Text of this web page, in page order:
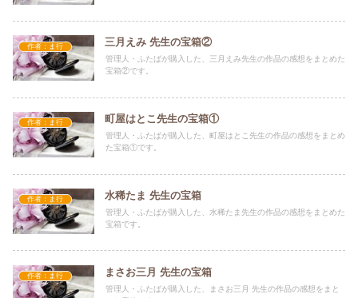
作者：ま行 三月えみ 先生の宝箱②
管理人・ふたばが購入した、三月えみ先生の作品の感想をまとめた
宝箱②です。
作者：ま行 町屋はとこ先生の宝箱①
管理人・ふたばが購入した、町屋はとこ先生の作品の感想をまとめ
た宝箱①です。
作者：ま行 水稀たま 先生の宝箱
管理人・ふたばが購入した、水稀たま先生の作品の感想をまとめた
宝箱です。
作者：ま行 まさお三月 先生の宝箱
管理人・ふたばが購入した、まさお三月 先生の作品の感想をまと